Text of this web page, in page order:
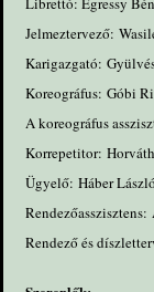
Jelmeztervező:
Karigazgató:
Koreográfus: Góbi
A koreográfus
Korrepetitor:
Ügyelő: Háber László
Rendező és